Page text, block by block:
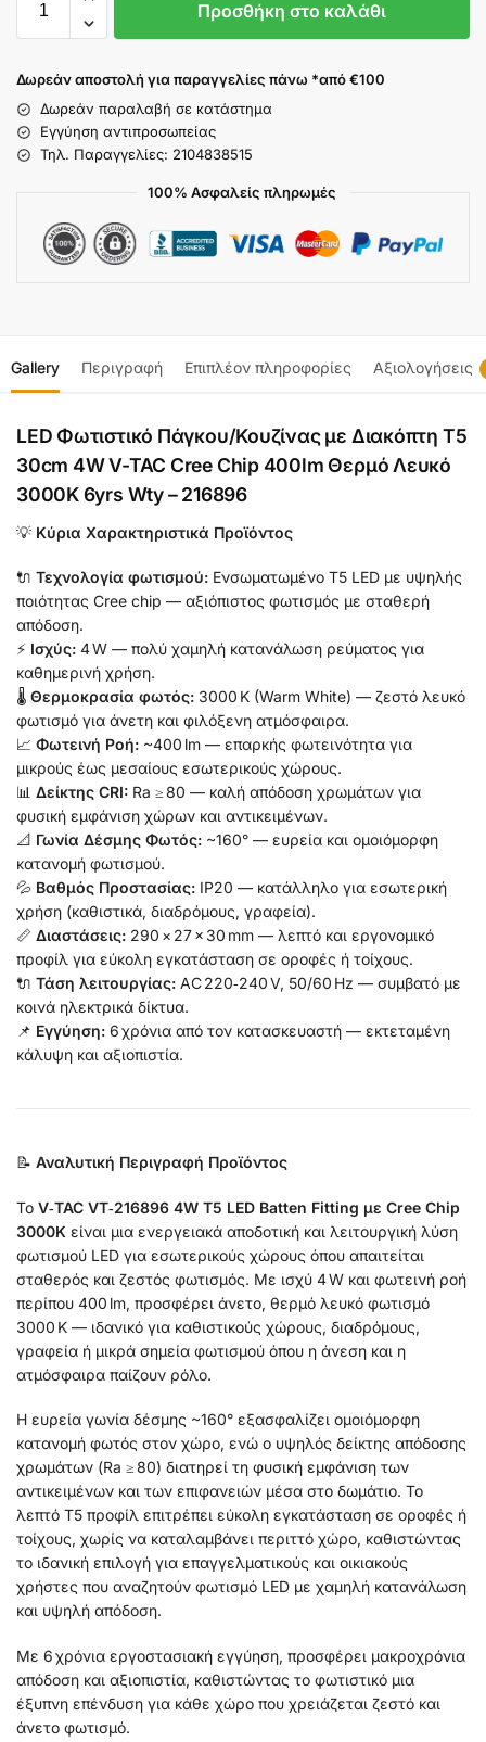
Προσθήκη στο καλάθι
Δωρεάν αποστολή για παραγγελίες πάνω *από €100
Δωρεάν παραλαβή σε κατάστημα
Εγγύηση αντιπροσωπείας
Τηλ. Παραγγελίες: 2104838515
100% Ασφαλείς πληρωμές
Gallery Περιγραφή Επιπλέον πληροφορίες Αξιολογήσεις
LED Φωτιστικό Πάγκου/Κουζίνας με Διακόπτη T5
30cm 4W V-TAC Cree Chip 400lm Θερμό Λευκό
3000K 6yrs Wty – 216896
💡 Κύρια Χαρακτηριστικά Προϊόντος
🔌 Τεχνολογία φωτισμού: Ενσωματωμένο T5 LED με υψηλής
ποιότητας Cree chip — αξιόπιστος φωτισμός με σταθερή
απόδοση.
⚡ Ισχύς: 4 W — πολύ χαμηλή κατανάλωση ρεύματος για
καθημερινή χρήση.
🌡️ Θερμοκρασία φωτός: 3000 K (Warm White) — ζεστό λευκό
φωτισμό για άνετη και φιλόξενη ατμόσφαιρα.
📈 Φωτεινή Ροή: ~400 lm — επαρκής φωτεινότητα για
μικρούς έως μεσαίους εσωτερικούς χώρους.
📊 Δείκτης CRI: Ra ≥ 80 — καλή απόδοση χρωμάτων για
φυσική εμφάνιση χώρων και αντικειμένων.
📐 Γωνία Δέσμης Φωτός: ~160° — ευρεία και ομοιόμορφη
κατανομή φωτισμού.
💦 Βαθμός Προστασίας: IP20 — κατάλληλο για εσωτερική
χρήση (καθιστικά, διαδρόμους, γραφεία).
📏 Διαστάσεις: 290 × 27 × 30 mm — λεπτό και εργονομικό
προφίλ για εύκολη εγκατάσταση σε οροφές ή τοίχους.
🔌 Τάση λειτουργίας: AC 220‑240 V, 50/60 Hz — συμβατό με
κοινά ηλεκτρικά δίκτυα.
📌 Εγγύηση: 6 χρόνια από τον κατασκευαστή — εκτεταμένη
κάλυψη και αξιοπιστία.
📝 Αναλυτική Περιγραφή Προϊόντος
Το V‑TAC VT‑216896 4W T5 LED Batten Fitting με Cree Chip
3000K είναι μια ενεργειακά αποδοτική και λειτουργική λύση
φωτισμού LED για εσωτερικούς χώρους όπου απαιτείται
σταθερός και ζεστός φωτισμός. Με ισχύ 4 W και φωτεινή ροή
περίπου 400 lm, προσφέρει άνετο, θερμό λευκό φωτισμό
3000 K — ιδανικό για καθιστικούς χώρους, διαδρόμους,
γραφεία ή μικρά σημεία φωτισμού όπου η άνεση και η
ατμόσφαιρα παίζουν ρόλο.
Η ευρεία γωνία δέσμης ~160° εξασφαλίζει ομοιόμορφη
κατανομή φωτός στον χώρο, ενώ ο υψηλός δείκτης απόδοσης
χρωμάτων (Ra ≥ 80) διατηρεί τη φυσική εμφάνιση των
αντικειμένων και των επιφανειών μέσα στο δωμάτιο. Το
λεπτό T5 προφίλ επιτρέπει εύκολη εγκατάσταση σε οροφές ή
τοίχους, χωρίς να καταλαμβάνει περιττό χώρο, καθιστώντας
το ιδανική επιλογή για επαγγελματικούς και οικιακούς
χρήστες που αναζητούν φωτισμό LED με χαμηλή κατανάλωση
και υψηλή απόδοση.
Με 6 χρόνια εργοστασιακή εγγύηση, προσφέρει μακροχρόνια
απόδοση και αξιοπιστία, καθιστώντας το φωτιστικό μια
έξυπνη επένδυση για κάθε χώρο που χρειάζεται ζεστό και
άνετο φωτισμό.